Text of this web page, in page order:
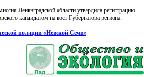
Ленинградской области утвердила регистрацию
кандидатом на пост Губернатора региона.
полиции «Невской Сечи»